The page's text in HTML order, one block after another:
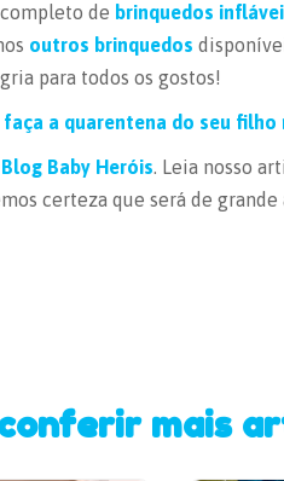
de brinquedos
outros brinquedos
para todos os gostos!
a quarentena do seu filho
Blog Baby Heróis. Leia nosso
certeza que será de
mais